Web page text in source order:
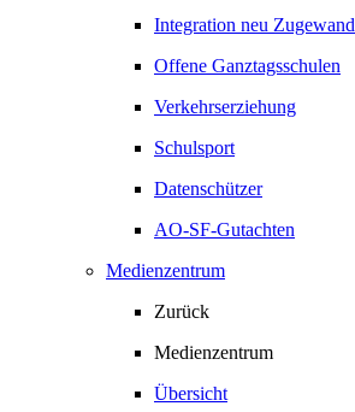
Integration neu
Offene Ganztagsschulen
Verkehrserziehung
Schulsport
Datenschützer
AO-SF-Gutachten
Medienzentrum
Zurück
Medienzentrum
Übersicht